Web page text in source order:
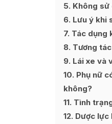
5 Không sử
6 Lưu ý khi
7 Tác dụng
8 Tương
9 Lái xe và
10 Phụ nữ
không?
11 Tình
12 Dược lực